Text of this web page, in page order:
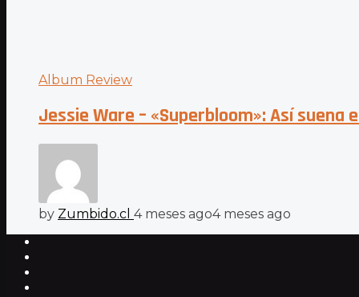
Album Review
Jessie Ware – «Superbloom»: Así suena
by Zumbido.cl 4 meses ago4 meses ago